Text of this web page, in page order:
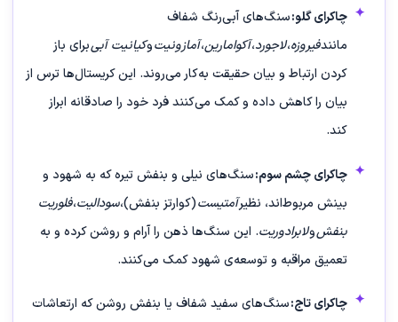
چاکرای گلو:سنگ‌های آبی‌رنگ شفاف
مانندفیروزه،لاجورد،آکوامارین،آمازونیتوکیانیت آبیبرای باز
کردن ارتباط و بیان حقیقت به‌کار می‌روند. این کریستال‌ها ترس از
بیان را کاهش داده و کمک می‌کنند فرد خود را صادقانه ابراز
کند.
چاکرای چشم سوم:سنگ‌های نیلی و بنفش تیره که به شهود و
بینش مربوط‌اند، نظیرآمتیست(کوارتز بنفش)،سودالیت،فلوریت
بنفشولابرادوریت. این سنگ‌ها ذهن را آرام و روشن کرده و به
تعمیق مراقبه و توسعه‌ی شهود کمک می‌کنند.
چاکرای تاج:سنگ‌های سفید شفاف یا بنفش روشن که ارتعاشات